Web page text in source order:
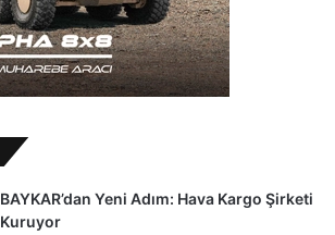
BAYKAR’dan Yeni Adım: Hava Kargo Şirketi
Kuruyor